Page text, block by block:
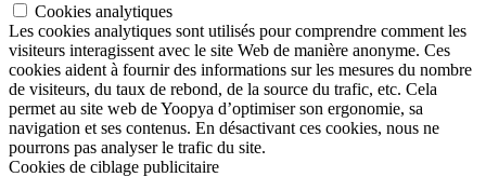
Cookies analytiques
Les cookies analytiques sont utilisés pour comprendre comment les
visiteurs interagissent avec le site Web de manière anonyme. Ces
cookies aident à fournir des informations sur les mesures du nombre
de visiteurs, du taux de rebond, de la source du trafic, etc. Cela
permet au site web de Yoopya d’optimiser son ergonomie, sa
navigation et ses contenus. En désactivant ces cookies, nous ne
pourrons pas analyser le trafic du site.
Cookies de ciblage publicitaire